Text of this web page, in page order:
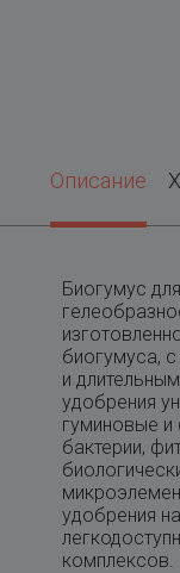
Описание
Биогумус
биогумуса,
и
удобрения
гуминовые и
бактерии,
удобрения
комплексов.